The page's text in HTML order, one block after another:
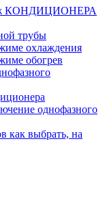
КОНДИЦИОНЕРА
трубы
охлаждения
обогрев
однофазного
выбрать, на